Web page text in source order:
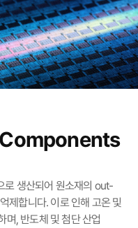
로 생산되어 원소재의 out-
제합니다. 이로 인해 고온 및
며, 반도체 및 첨단 산업